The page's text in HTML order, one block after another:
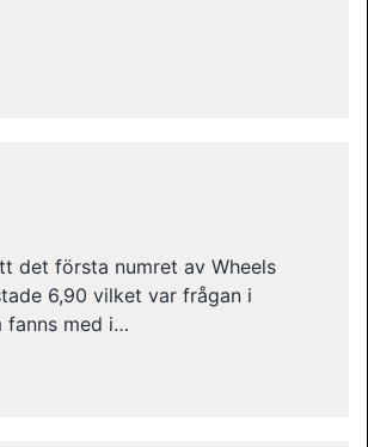
det första numret av Wheels
6,90 vilket var frågan i
fanns med i…